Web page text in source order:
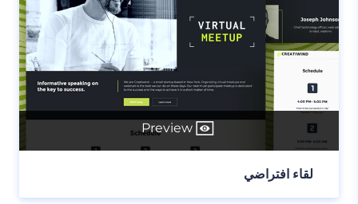
Preview
لقاء افتراضي